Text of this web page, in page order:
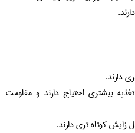
دارند.
بیشتری احتیاج دارند و مقاومت
کوتاه تری دارند.